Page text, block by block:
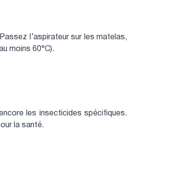
l’aspirateur sur les matelas,
moins 60°C).
les insecticides spécifiques.
la santé.